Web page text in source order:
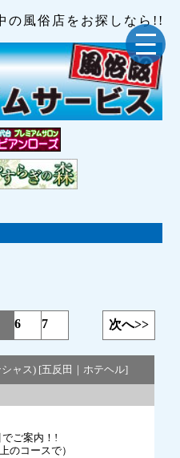
の風俗店をお探しなら!!
6 7 次へ>>
ャス) [五反田｜ホテヘル]
ご案内！!
のコースで）